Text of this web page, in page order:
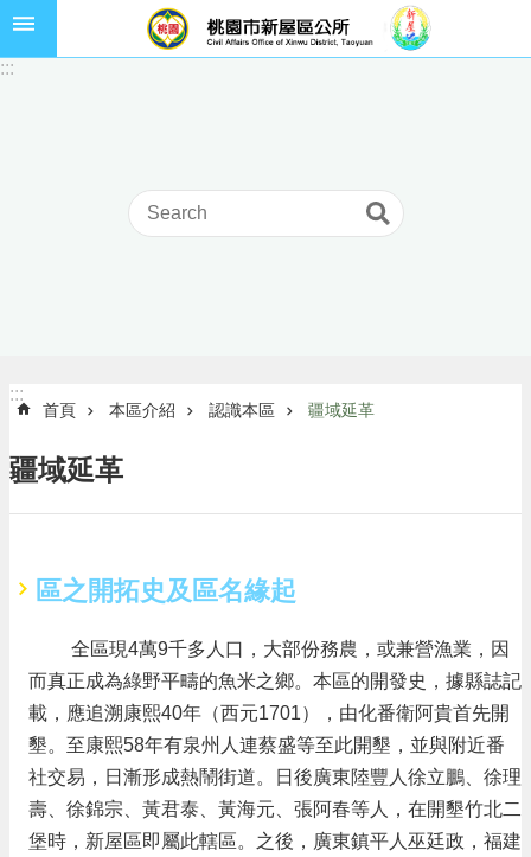
跳到主要內容區塊
介
紹
訊
息
生
活
資
訊
機
關
通
訊
錄
:::
:::
:::
首頁 本區介紹 認識本區 疆域延革
疆域延革
區之開拓史及區名緣起
全區現4萬9千多人口，大部份務農，或兼營漁業，因
而真正成為綠野平疇的魚米之鄉。本區的開發史，據縣誌記
載，應追溯康熙40年（西元1701），由化番衛阿貴首先開
墾。至康熙58年有泉州人連蔡盛等至此開墾，並與附近番
社交易，日漸形成熱鬧街道。日後廣東陸豐人徐立鵬、徐理
壽、徐錦宗、黃君泰、黃海元、張阿春等人，在開墾竹北二
堡時，新屋區即屬此轄區。之後，廣東鎮平人巫廷政，福建